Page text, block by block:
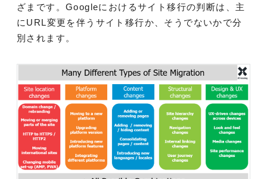
ざまです。Googleにおけるサイト移行の判断は、主
にURL変更を伴うサイト移行か、そうでないかで分
別されます。